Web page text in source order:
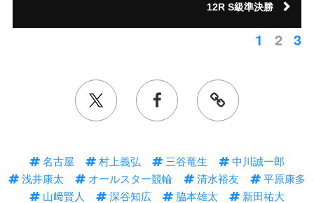
12R S級準決勝
1 2 3
名古屋 村上義弘 三谷竜生
中川誠一郎
浅井康太
オールスター競輪 清水裕友
平原康多
山﨑賢人
深谷知広 脇本雄太 新田祐大